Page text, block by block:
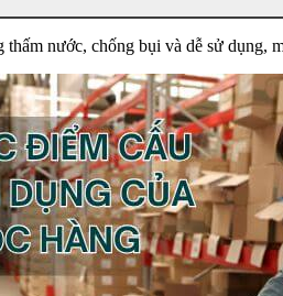
nước, chống bụi và dễ sử dụng,